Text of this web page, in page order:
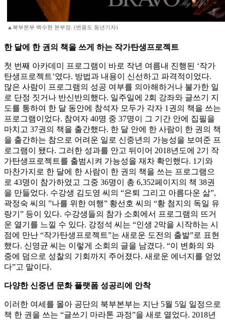
▲북부본부 백수현 본부장. (변용도 동년기자)
한 달에 한 권의 책을 쓰게 하는 작가탄생프로젝트
첫 번째 아카데미 프로그램이 바로 작년 여름내 진행된 ‘작가
탄생프로젝트’였다. 방법과 내용이 신선하고 파격적이었다.
많은 사람이 프로그램의 성공 여부를 의아해하거나 불가한 일
로 단정 짓거나 반신반의했다. 일주일에 2회 강좌와 글쓰기 지
도를 통하여 한 달 동안에 참석자 모두가 각자 1권의 책을 쓰는
프로그램이었다. 참여자 40명 중 37명이 그 기간 안에 집필을
마치고 37권의 책을 출간했다. 한 달 안에 한 사람이 한 권의 책
을 출간하는 참으로 어려운 일로 신중년의 가능성을 보여준 프
로그램이 됐다. 그러한 성과를 안고 뒤이어 2018년도에 2기 작
가탄생프로젝트를 출범시켜 가능성을 재차 확인했다. 1기와
마찬가지로 한 달에 한 사람이 한 권의 책을 쓰는 프로그램으
로 43명이 참가하였고 그중 36명이 총 6,352페이지의 책 38권
을 만들었다. 수강생 김도영 씨의 “은퇴 그리고 아름다운 삶”,
곽정숙 씨의 ”나를 위한 여행” 황선호 씨의 “황 첨지의 독일 유
랑기” 등이 있다. 수강생들의 참가 소회에서 프로그램의 뜨거
운 열기를 느낄 수 있다. 강정석 씨는 “인생 2막을 시작하는 시
점에 만난 “작가탄생프로젝트”는 새로운 도전의 출발”로 표현
했다. 신영균 씨는 이렇게 소회의 글을 남겼다. “이 변화의 와
중에 덤으로 성찰의 기회까지 주어졌다. 새로운 에너지를 얻었
다”고 말이다.
다양한 신중년 문화 플랫폼 성공리에 안착
이러한 여세를 몰아 공단의 북부본부는 지난 5월 5일 일정으로
책 한 권을 쓰는 “글쓰기 마라톤 과정”을 새로 열었다. 2018년